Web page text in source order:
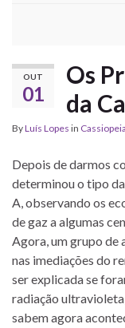
OUT
01
Os
da
ByLuís Lopes in
Depois de darmos
determinou o tipo
A, observando os
de gaz a algumas
Agora, um grupo de
nas imediações do
ser explicada se
radiação
sabem agora